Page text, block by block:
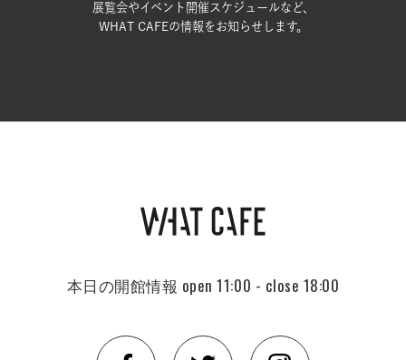
展覧会やイベント開催スケジュールなど、
WHAT CAFEの情報をお知らせします。
本日の開館情報 open 11:00 - close 18:00